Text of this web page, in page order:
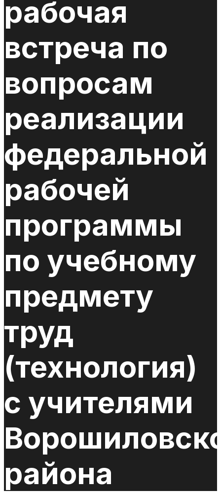
рабочая
встреча по
вопросам
реализации
федеральной
рабочей
программы
по учебному
предмету
труд
(технология)
с учителями
района